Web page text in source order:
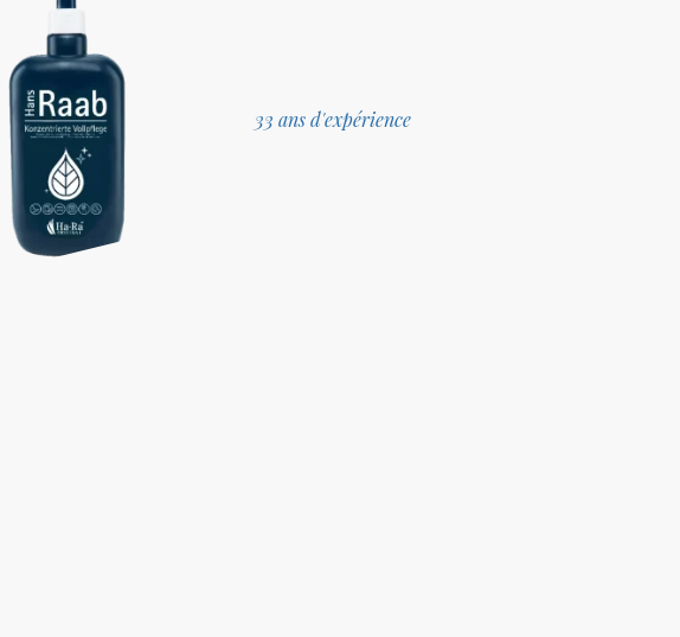
33 ans d'expérience